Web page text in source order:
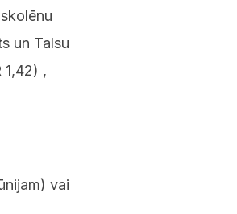
un Talsu
1,42) ,
vai